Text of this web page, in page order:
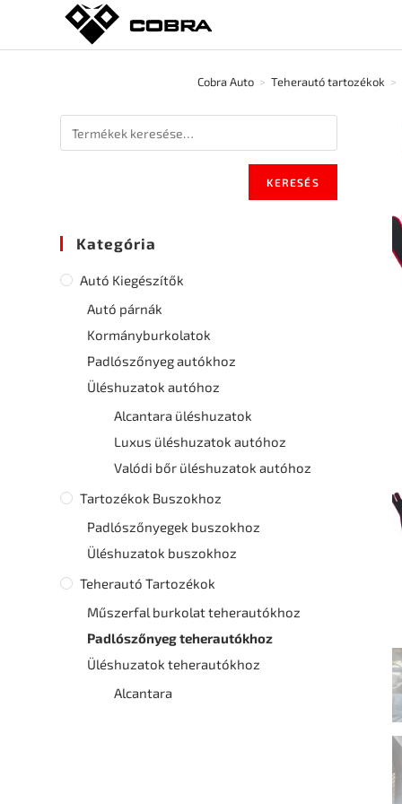
Cobra Auto > Teherautó tartozékok >
KERESÉS
Kategória
Autó Kiegészítők
Autó párnák
Kormányburkolatok
Padlószőnyeg autókhoz
Üléshuzatok autóhoz
Alcantara üléshuzatok
Luxus üléshuzatok autóhoz
Valódi bőr üléshuzatok autóhoz
Tartozékok Buszokhoz
Padlószőnyegek buszokhoz
Üléshuzatok buszokhoz
Teherautó Tartozékok
Műszerfal burkolat teherautókhoz
Padlószőnyeg teherautókhoz
Üléshuzatok teherautókhoz
Alcantara